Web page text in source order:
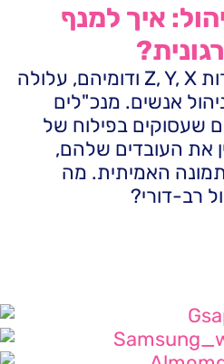
איך למנף
החלוקה הנוקשה לדורות Z, Y, X ודומיהם, עלולה
אנשים. מנכ"לים
שעסוקים בפילוח של
את העובדים שלהם,
האמיתית. מה
רב-דורי?